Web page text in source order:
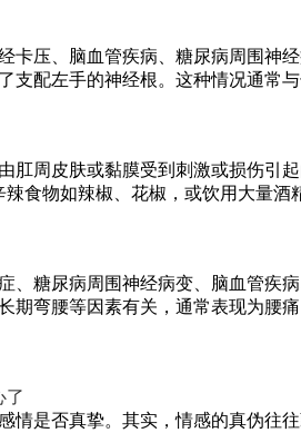
卡压、脑血管疾病、糖尿病周围神
支配左手的神经根。这种情况通常
肛周皮肤或黏膜受到刺激或损伤引
食物如辣椒、花椒，或饮用大量
、糖尿病周围神经病变、脑血管疾
期弯腰等因素有关，通常表现为腰
了
情是否真挚。其实，情感的真伪往